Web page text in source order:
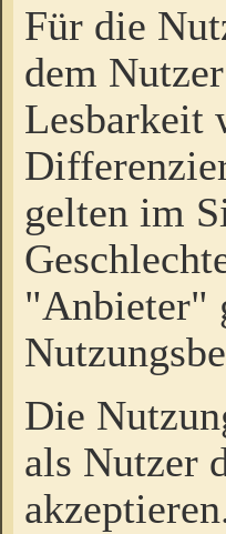
Für die
dem
Lesbarkeit
gelten im
"Anbieter"
Die
als Nutzer